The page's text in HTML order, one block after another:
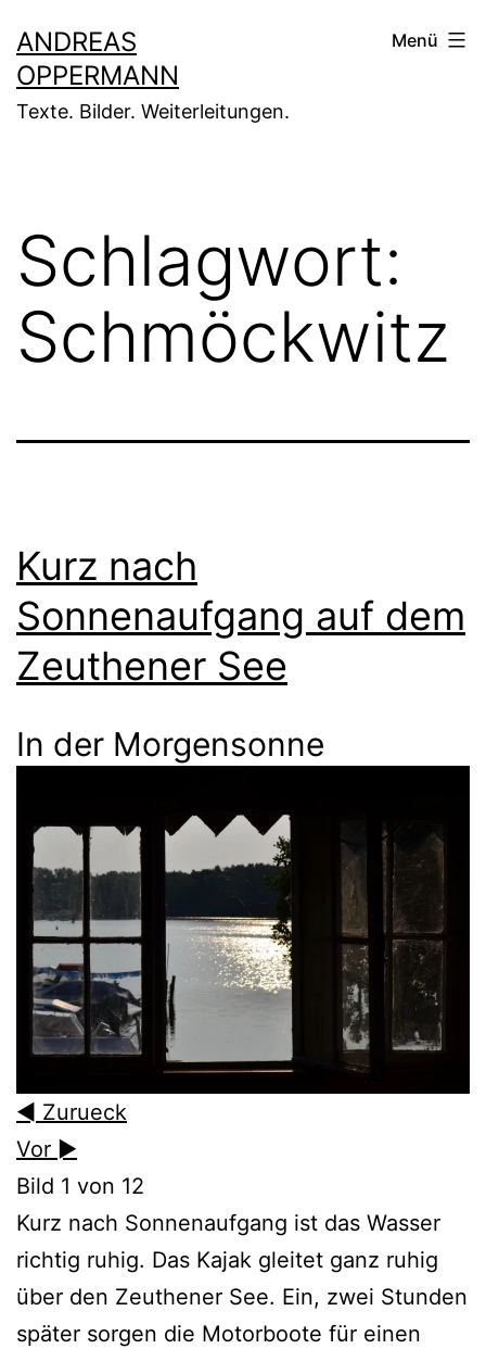
Inhalt
springen
ANDREAS
OPPERMANN
Texte. Bilder. Weiterleitungen.
Menü
Schlagwort:
Schmöckwitz
Kurz nach
Sonnenaufgang auf dem
Zeuthener See
In der Morgensonne
◄ Zurueck
Vor ►
Bild 1 von 12
Kurz nach Sonnenaufgang ist das Wasser
richtig ruhig. Das Kajak gleitet ganz ruhig
über den Zeuthener See. Ein, zwei Stunden
später sorgen die Motorboote für einen